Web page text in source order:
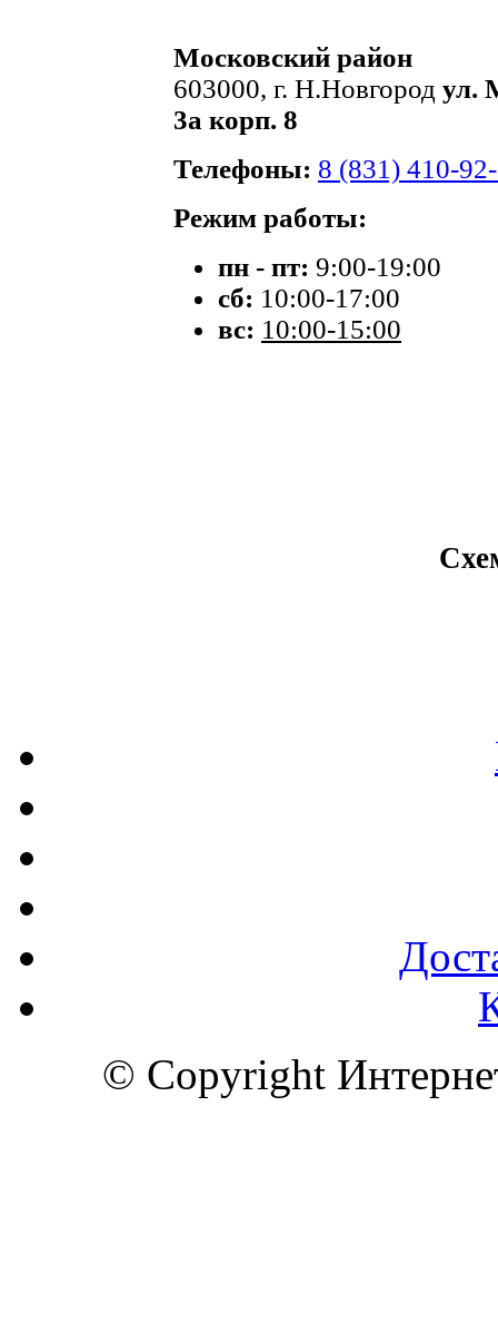
Московский район
603000, г. Н.Новгород ул.
3а корп. 8
Телефоны: 8 (831) 410-
Режим работы:
пн - пт: 9:00-19:00
сб: 10:00-17:00
вс: 10:00-15:00
© Copyright